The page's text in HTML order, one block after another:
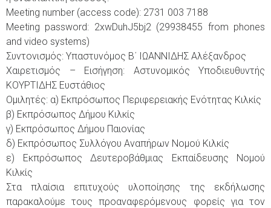
Meeting number (access code): 2731 003 7188
Meeting password: 2xwDuhJ5bj2 (29938455 from phones
and video systems)
Συντονισμός: Υπαστυνόμος Β΄ ΙΩΑΝΝΙΔΗΣ Αλέξανδρος
Χαιρετισμός – Εισήγηση: Αστυνομικός Υποδιευθυντής
ΚΟΥΡΤΙΔΗΣ Ευστάθιος
Ομιλητές: α) Εκπρόσωπος Περιφερειακής Ενότητας Κιλκίς
β) Εκπρόσωπος Δήμου Κιλκίς
γ) Εκπρόσωπος Δήμου Παιονίας
δ) Εκπρόσωπος Συλλόγου Αναπήρων Νομού Κιλκίς
ε) Εκπρόσωπος Δευτεροβάθμιας Εκπαίδευσης Νομού
Κιλκίς
Στα πλαίσια επιτυχούς υλοποίησης της εκδήλωσης
παρακαλούμε τους προαναφερόμενους φορείς για τον